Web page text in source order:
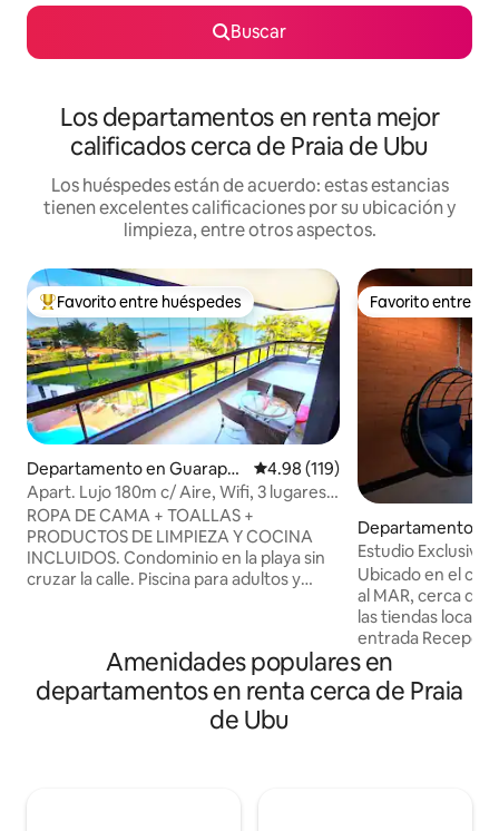
Buscar
Los departamentos en renta mejor
calificados cerca de Praia de Ubu
Los huéspedes están de acuerdo: estas estancias
tienen excelentes calificaciones por su ubicación y
limpieza, entre otros aspectos.
De los mejores en Favorito entre huéspedes
Favorito entre huéspedes
Departamento en Guarapar
i
Calificación promedio: 4.98 de
4.98 (119)
Apart. Lujo 180m c/ Aire, Wifi, 3 lugares
PIES EN LA ARENA
ROPA DE CAMA + TOALLAS +
PRODUCTOS DE LIMPIEZA Y COCINA
INCLUIDOS. Condominio en la playa sin
cruzar la calle. Piscina para adultos y
amplia, cocina americana y terraza con
cierre, cervecería, todo amueblado para
su familia. Aire acondicionado en las
habitaciones, 3 lugares de
Favorito entre
Favorito entre
Departamento
iEstudio Exclusivo
Ubicado en el
al MAR, cerca de
las tiendas locales. > Autorregistro
entrada
de >
Wifi (400 MB) >
tamaño Queen >
Amenidades populares en
departamentos en renta cerca de Praia
de Ubu